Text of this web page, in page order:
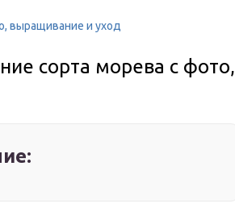
выращивание и уход
сорта морева с фото,